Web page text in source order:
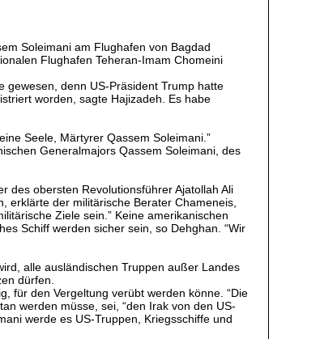
Soleimani am Flughafen von Bagdad
Flughafen Teheran-Imam Chomeini
gewesen, denn US-Präsident Trump hatte
worden, sagte Hajizadeh. Es habe
Seele, Märtyrer Qassem Soleimani.”
Generalmajors Qassem Soleimani, des
des obersten Revolutionsführer Ajatollah Ali
erklärte der militärische Berater Chameneis,
Ziele sein.” Keine amerikanischen
Schiff werden sicher sein, so Dehghan. “Wir
alle ausländischen Truppen außer Landes
dürfen.
für den Vergeltung verübt werden könne. “Die
werden müsse, sei, “den Irak von den US-
werde es US-Truppen, Kriegsschiffe und